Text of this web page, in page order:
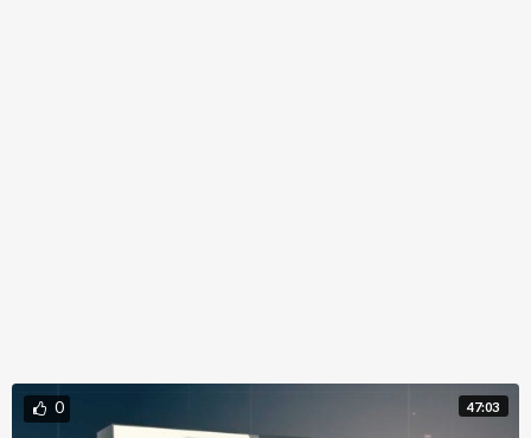
47:03
0